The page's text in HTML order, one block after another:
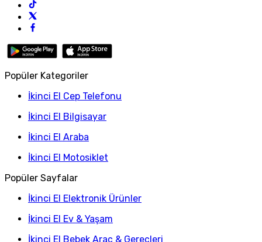
Popüler Kategoriler
İkinci El Cep Telefonu
İkinci El Bilgisayar
İkinci El Araba
İkinci El Motosiklet
Popüler Sayfalar
İkinci El Elektronik Ürünler
İkinci El Ev & Yaşam
İkinci El Bebek Araç & Gereçleri